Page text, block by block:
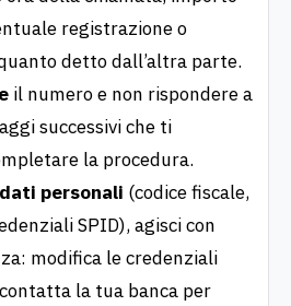
registrazione o
detto dall’altra parte.
il numero e non rispondere a
successivi che ti
la procedura.
personali (codice fiscale,
SPID), agisci con
modifica le credenziali
la tua banca per